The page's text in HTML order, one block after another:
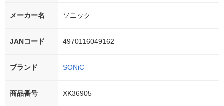
メーカー名 ソニック
JANコード 4970116049162
ブランド SONiC
商品番号 XK36905